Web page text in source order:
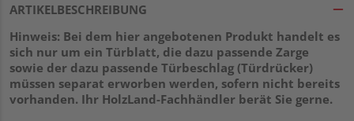
ARTIKELBESCHREIBUNG
Hinweis: Bei dem hier angebotenen Produkt handelt es
sich nur um ein Türblatt, die dazu passende Zarge
sowie der dazu passende Türbeschlag (Türdrücker)
müssen separat erworben werden, sofern nicht bereits
vorhanden. Ihr HolzLand-Fachhändler berät Sie gerne.